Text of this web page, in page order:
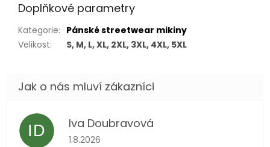
Doplňkové parametry
Kategorie: Pánské streetwear mikiny
Velikost: S, M, L, XL, 2XL, 3XL, 4XL, 5XL
ID Iva Doubravová
Hodnocení obchodu je 5 z 5 hvězdiček.
1.8.2026